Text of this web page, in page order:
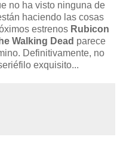
no ha visto ninguna de
haciendo las cosas
estrenos Rubicon
Walking Dead parece
Definitivamente, no
exquisito...